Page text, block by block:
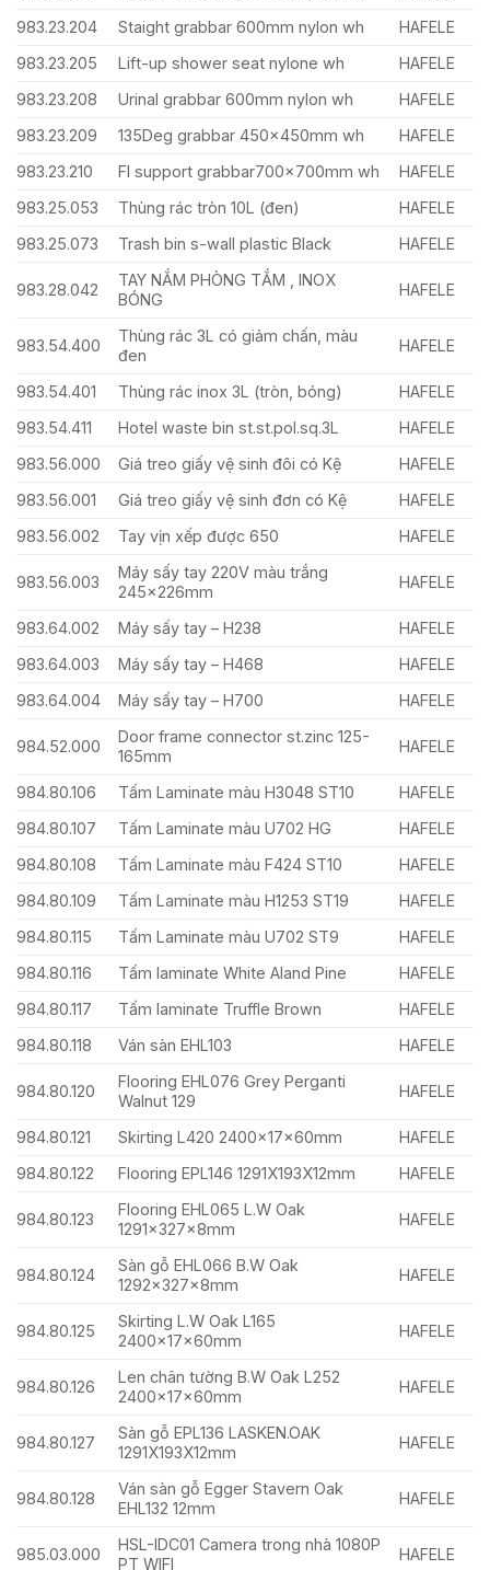
983.23.204
Staight grabbar 600mm nylon wh
HAFELE
983.23.205
Lift-up shower seat nylone wh
HAFELE
983.23.208
Urinal grabbar 600mm nylon wh
HAFELE
983.23.209
135Deg grabbar 450x450mm wh
HAFELE
983.23.210
Fl support grabbar700x700mm wh
HAFELE
983.25.053
Thùng rác tròn 10L (đen)
HAFELE
983.25.073
Trash bin s-wall plastic Black HAFELE
983.28.042
TAY NẮM PHÒNG TẮM , INOX
BÓNG
HAFELE
983.54.400
Thùng rác 3L có giảm chấn, màu
đen
HAFELE
983.54.401 Thùng rác inox 3L (tròn, bóng)
HAFELE
983.54.411
Hotel waste bin st.st.pol.sq.3L
HAFELE
983.56.000
Giá treo giấy vệ sinh đôi có Kệ
HAFELE
983.56.001
Giá treo giấy vệ sinh đơn có Kệ
HAFELE
983.56.002
Tay vịn xếp được 650 HAFELE
983.56.003
Máy sấy tay 220V màu trắng
245x226mm
HAFELE
983.64.002 Máy sấy tay – H238
HAFELE
983.64.003
Máy sấy tay – H468
HAFELE
983.64.004
Máy sấy tay – H700 HAFELE
984.52.000
Door frame connector st.zinc 125-
165mm
HAFELE
984.80.106 Tấm Laminate màu H3048 ST10
HAFELE
984.80.107
Tấm Laminate màu U702 HG
HAFELE
984.80.108
Tấm Laminate màu F424 ST10
HAFELE
984.80.109
Tấm Laminate màu H1253 ST19
HAFELE
984.80.115
Tấm Laminate màu U702 ST9
HAFELE
984.80.116
Tấm laminate White Aland Pine
HAFELE
984.80.117
Tấm laminate Truffle Brown
HAFELE
984.80.118
Ván sàn EHL103 HAFELE
984.80.120
Flooring EHL076 Grey Perganti
Walnut 129
HAFELE
984.80.121 Skirting L420 2400x17x60mm
HAFELE
984.80.122
Flooring EPL146 1291X193X12mm HAFELE
984.80.123
Flooring EHL065 L.W Oak
1291x327x8mm
HAFELE
984.80.124
Sàn gỗ EHL066 B.W Oak
1292x327x8mm
HAFELE
984.80.125
Skirting L.W Oak L165
2400x17x60mm
HAFELE
984.80.126
Len chân tường B.W Oak L252
2400x17x60mm
HAFELE
984.80.127
Sàn gỗ EPL136 LASKEN.OAK
1291X193X12mm
HAFELE
984.80.128
Ván sàn gỗ Egger Stavern Oak
EHL132 12mm
HAFELE
985.03.000
HSL-IDC01 Camera trong nhà 1080P
PT WIFI
HAFELE